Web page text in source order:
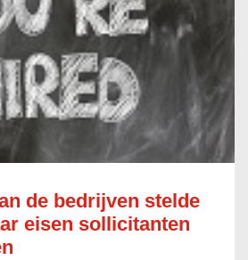
de bedrijven stelde
eisen sollicitanten